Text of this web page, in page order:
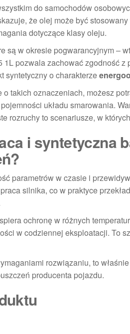
do samochodów
że olej może być
dotyczące klasy oleju.
są w okresie pogwarancyjnym –
pozwala zachować zgodność
syntetyczny o charakterze
takich oznaczeniach, możesz
układu smarowania.
rozruchy to scenariusze, w
i syntetyczna
parametrów w czasie i
praca silnika, co w praktyce
ochronę w różnych
w codziennej eksploatacji. To
rozwiązaniu, to
producenta pojazdu.